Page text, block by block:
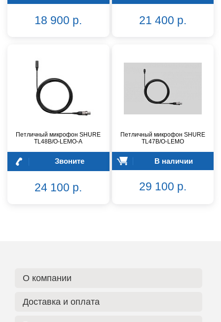
18 900 р. 21 400 р.
Петличный микрофон SHURE
TL48B/O-LEMO-A
Звоните
24 100 р.
Петличный микрофон SHURE
TL47B/O-LEMO
В наличии
29 100 р.
О компании
Доставка и оплата